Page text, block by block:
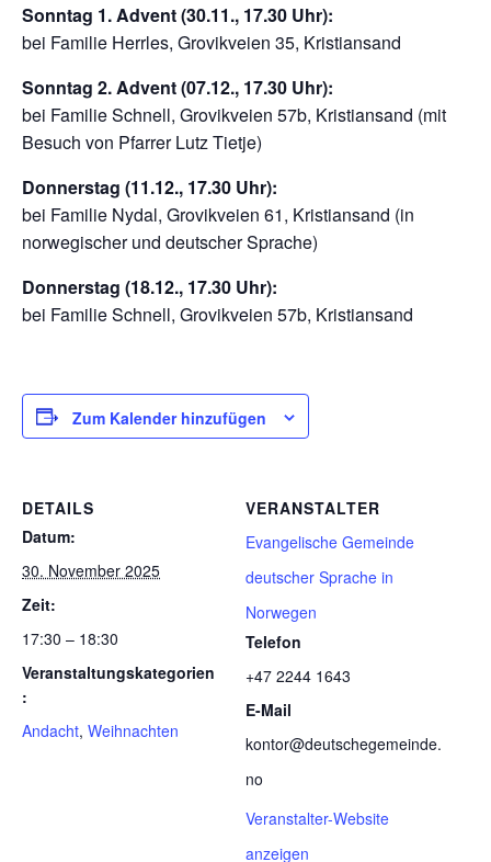
Sonntag 1. Advent (30.11., 17.30 Uhr):
bei Familie Herrles, Grovikveien 35, Kristiansand
Sonntag 2. Advent (07.12., 17.30 Uhr):
bei Familie Schnell, Grovikveien 57b, Kristiansand (mit
Besuch von Pfarrer Lutz Tietje)
Donnerstag (11.12., 17.30 Uhr):
bei Familie Nydal, Grovikveien 61, Kristiansand (in
norwegischer und deutscher Sprache)
Donnerstag (18.12., 17.30 Uhr):
bei Familie Schnell, Grovikveien 57b, Kristiansand
Zum Kalender hinzufügen
DETAILS
Datum:
30. November 2025
Zeit:
17:30 – 18:30
Veranstaltungskategorien
:
Andacht, Weihnachten
VERANSTALTER
Evangelische Gemeinde
deutscher Sprache in
Norwegen
Telefon
+47 2244 1643
E-Mail
kontor@deutschegemeinde.
no
Veranstalter-Website
anzeigen